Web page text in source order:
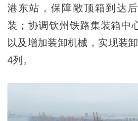
港东站，保障敞顶箱到达
装；协调钦州铁路集装箱中
以及增加装卸机械，实现装
4列。